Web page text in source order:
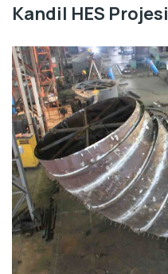
Kandil HES Projesi